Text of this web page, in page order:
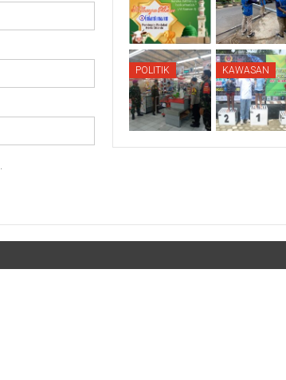
POLITIK KAWASAN